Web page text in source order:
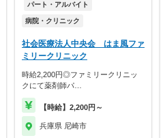
パート・アルバイト
病院・クリニック
社会医療法人中央会 はま風ファ
ミリークリニック
時給2,200円◎ファミリークリニッ
クにて薬剤師パ…
【時給】2,200円～
兵庫県 尼崎市